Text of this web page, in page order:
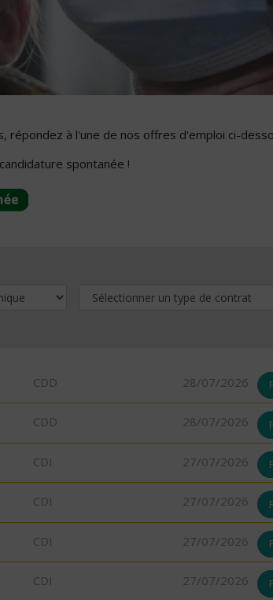
répondez à l'une de nos offres d'emploi ci-
spontanée !
CDD 28/07/2026
CDD 28/07/2026
CDI 27/07/2026
CDI 27/07/2026
CDI 27/07/2026
CDI 27/07/2026